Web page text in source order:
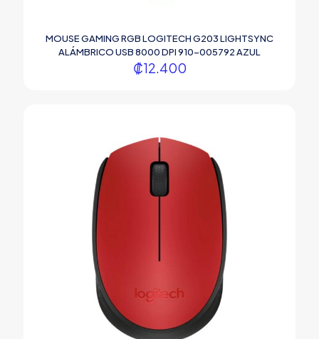
MOUSE GAMING RGB LOGITECH G203 LIGHTSYNC
ALÁMBRICO USB 8000 DPI 910-005792 AZUL
₡12.400